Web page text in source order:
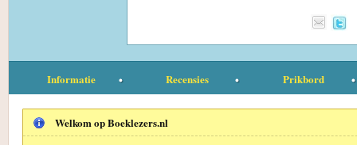
Informatie Recensies Prikbord
Welkom op Boeklezers.nl